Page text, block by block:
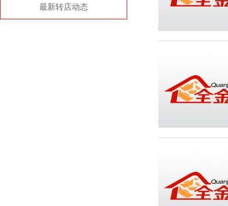
最新转店动态